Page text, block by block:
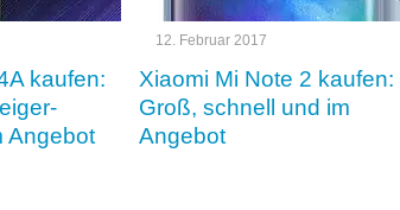
kaufen:
Angebot
12. Februar 2017
Xiaomi Mi Note 2 kaufen:
Groß, schnell und im
Angebot